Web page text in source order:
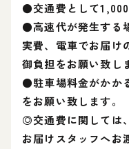
●交通費として1,000
●高速代が発生する
実費、電車でお届け
御負担をお願い致し
●駐車場料金がかか
をお願い致します。
◎交通費に関しては
お届けスタッフへお